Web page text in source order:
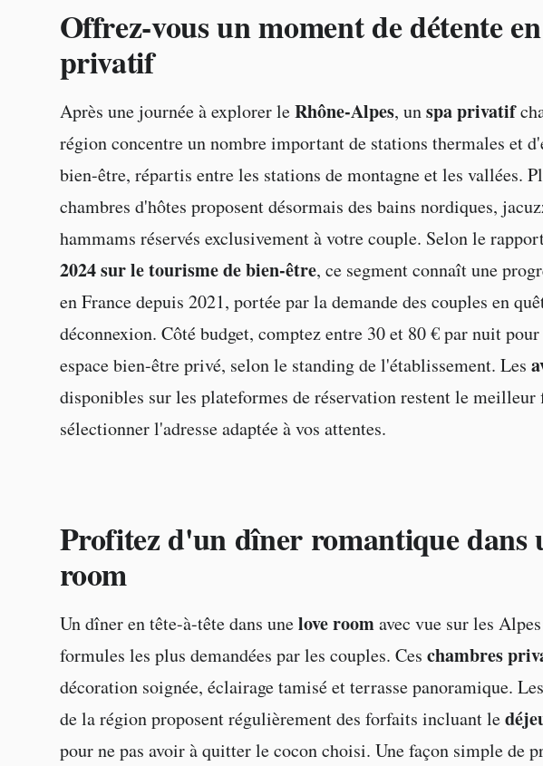
Offrez-vous un moment de détente
privatif
Après une journée à explorer leRhône-Alpes, unspa privatif
région concentre un nombre important de stations thermales et
bien-être, répartis entre les stations de montagne et les vallées.
chambres d'hôtes proposent désormais des bains nordiques,
hammams réservés exclusivement à votre couple. Selon le
2024 sur le tourisme de bien-être, ce segment connaît une
en France depuis 2021, portée par la demande des couples en
déconnexion. Côté budget, comptez entre 30 et 80 € par nuit
espace bien-être privé, selon le standing de l'établissement. Les
disponibles sur les plateformes de réservation restent le
sélectionner l'adresse adaptée à vos attentes.
Profitez d'un dîner romantique dans
room
Un dîner en tête-à-tête dans unelove roomavec vue sur les
formules les plus demandées par les couples. Ces chambres
décoration soignée, éclairage tamisé et terrasse panoramique.
de la région proposent régulièrement des forfaits incluant le
pour ne pas avoir à quitter le cocon choisi. Une façon simple de